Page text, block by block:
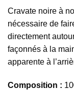
Cravate noire à
nécessaire de
directement
façonnés à la
apparente à
Composition :